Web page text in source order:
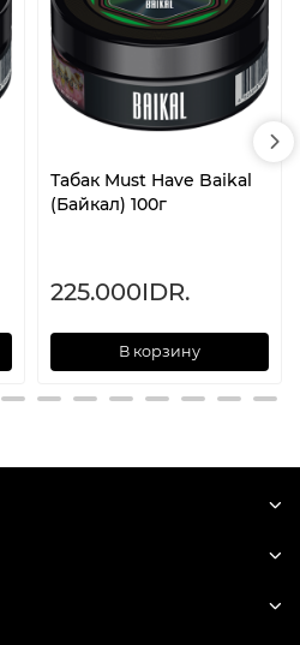
Табак Must Have Baikal
(Байкал) 100г
225.000IDR.
В корзину